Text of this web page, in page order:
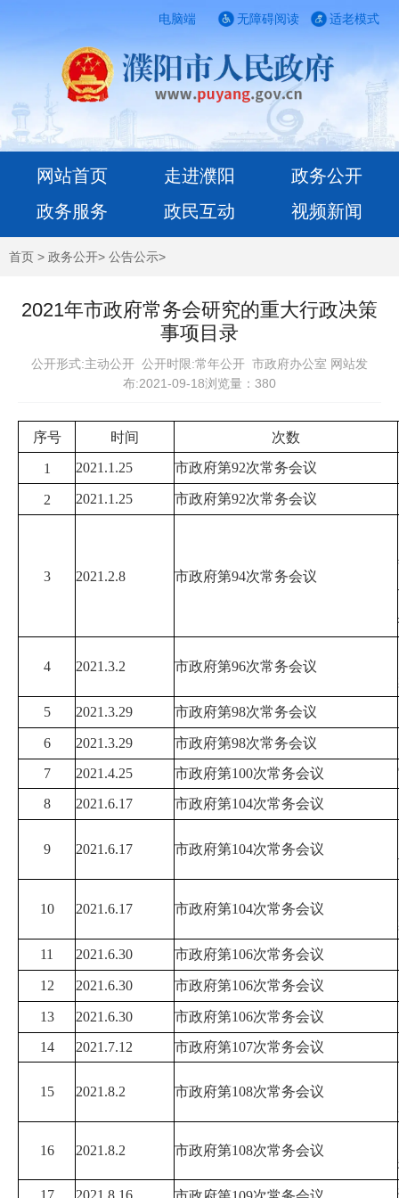
电脑端 适老模式
无障碍阅读
网站首页 走进濮阳
政务公开
政务服务
政民互动 视频新闻
首页 > 政务公开> 公告公示>
2021年市政府常务会研究的重大行政决策
事项目录
公开形式:主动公开 公开时限:常年公开 市政府办公室 网站发
布:2021-09-18浏览量： 380
序号 时间 次数
1 2021.1.25 市政府第92次常务会议
2 2021.1.25 市政府第92次常务会议
3 2021.2.8 市政府第94次常务会议
4 2021.3.2 市政府第96次常务会议
5
2021.3.29 市政府第98次常务会议
6
2021.3.29 市政府第98次常务会议
7
2021.4.25 市政府第100次常务会议
8
2021.6.17 市政府第104次常务会议
9 2021.6.17 市政府第104次常务会议
10 2021.6.17 市政府第104次常务会议
11
2021.6.30 市政府第106次常务会议
12
2021.6.30 市政府第106次常务会议
13
2021.6.30 市政府第106次常务会议
14
2021.7.12 市政府第107次常务会议
15 2021.8.2 市政府第108次常务会议
16 2021.8.2 市政府第108次常务会议
17
2021.8.16